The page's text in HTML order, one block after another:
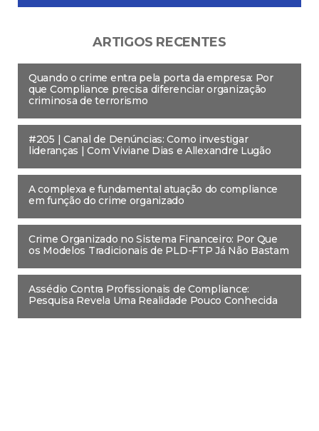
ARTIGOS RECENTES
Quando o crime entra pela porta da empresa: Por
que Compliance precisa diferenciar organização
criminosa de terrorismo
#205 | Canal de Denúncias: Como investigar
lideranças | Com Viviane Dias e Allexandre Lugão
A complexa e fundamental atuação do compliance
em função do crime organizado
Crime Organizado no Sistema Financeiro: Por Que
os Modelos Tradicionais de PLD-FTP Já Não Bastam
Assédio Contra Profissionais de Compliance:
Pesquisa Revela Uma Realidade Pouco Conhecida